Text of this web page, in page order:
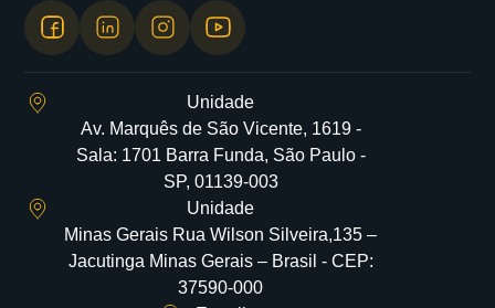
Unidade
Av. Marquês de São Vicente, 1619 -
Sala: 1701 Barra Funda, São Paulo -
SP, 01139-003
Unidade
Minas Gerais Rua Wilson Silveira,135 –
Jacutinga Minas Gerais – Brasil - CEP:
37590-000